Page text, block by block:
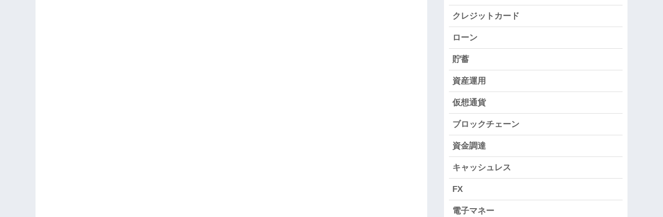
クレジットカード
ローン
貯蓄
資産運用
仮想通貨
ブロックチェーン
資金調達
キャッシュレス
FX
電子マネー